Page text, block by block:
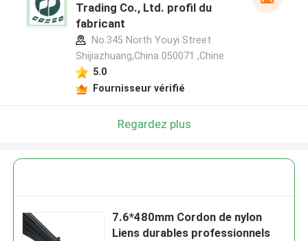
Trading Co., Ltd. profil du
fabricant
No.345 North Youyi Street
Shijiazhuang,China 050071 ,Chine
5.0
Fournisseur vérifié
Regardez plus
7.6*480mm Cordon de nylon
Liens durables professionnels